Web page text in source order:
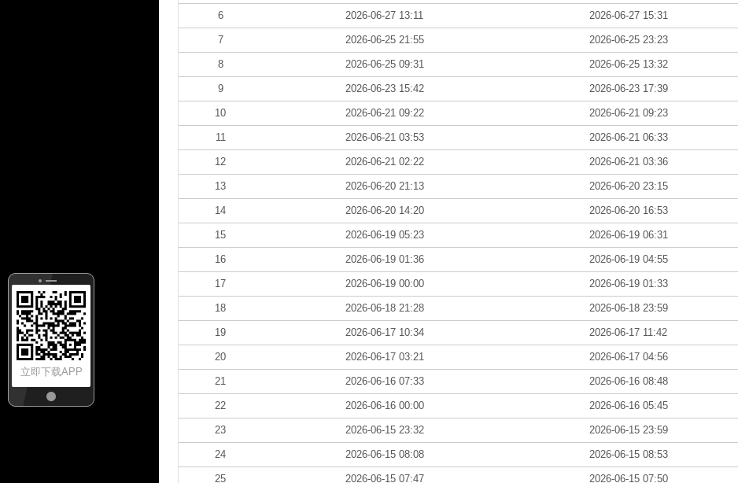
立即下载APP
6 2026-06-27 13:11 2026-06-27 15:31
7 2026-06-25 21:55 2026-06-25 23:23
8 2026-06-25 09:31 2026-06-25 13:32
9 2026-06-23 15:42 2026-06-23 17:39
10 2026-06-21 09:22 2026-06-21 09:23
11 2026-06-21 03:53 2026-06-21 06:33
12 2026-06-21 02:22 2026-06-21 03:36
13 2026-06-20 21:13 2026-06-20 23:15
14 2026-06-20 14:20 2026-06-20 16:53
15 2026-06-19 05:23 2026-06-19 06:31
16 2026-06-19 01:36 2026-06-19 04:55
17 2026-06-19 00:00 2026-06-19 01:33
18 2026-06-18 21:28 2026-06-18 23:59
19 2026-06-17 10:34 2026-06-17 11:42
20 2026-06-17 03:21 2026-06-17 04:56
21 2026-06-16 07:33 2026-06-16 08:48
22 2026-06-16 00:00 2026-06-16 05:45
23 2026-06-15 23:32 2026-06-15 23:59
24 2026-06-15 08:08 2026-06-15 08:53
25 2026-06-15 07:47 2026-06-15 07:50